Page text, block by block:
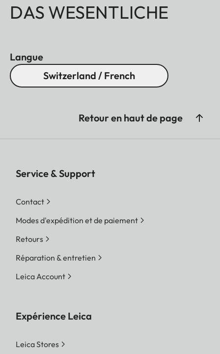
DAS WESENTLICHE
Langue
Switzerland / French
Retour en haut de page
Service & Support
Contact
Modes d'expédition et de paiement
Retours
Réparation & entretien
Leica Account
Expérience Leica
Leica Stores